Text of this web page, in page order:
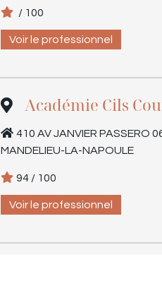
/ 100
Voir le professionnel
Académie Cils
410 AV JANVIER PASSERO
MANDELIEU-LA-NAPOULE
94 / 100
Voir le professionnel